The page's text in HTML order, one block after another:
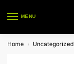
MENU
Home / Uncategorized